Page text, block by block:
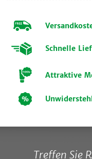
Schnelle
Attraktive
Treffen Sie